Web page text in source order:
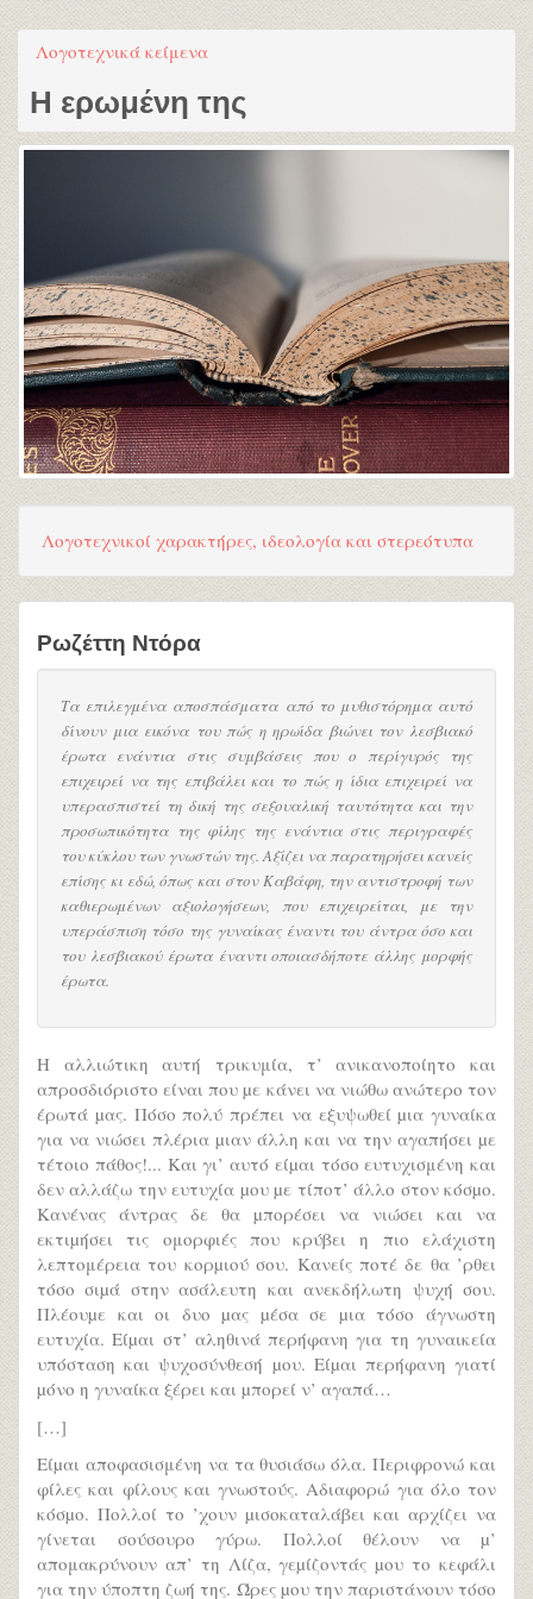
Λογοτεχνικά κείμενα
Η ερωμένη της
Λογοτεχνικοί χαρακτήρες, ιδεολογία και στερεότυπα
Ρωζέττη Ντόρα
Τα επιλεγμένα αποσπάσματα από το μυθιστόρημα αυτό
δίνουν μια εικόνα του πώς η ηρωίδα βιώνει τον λεσβιακό
έρωτα ενάντια στις συμβάσεις που ο περίγυρός της
επιχειρεί να της επιβάλει και το πώς η ίδια επιχειρεί να
υπερασπιστεί τη δική της σεξουαλική ταυτότητα και την
προσωπικότητα της φίλης της ενάντια στις περιγραφές
του κύκλου των γνωστών της. Αξίζει να παρατηρήσει κανείς
επίσης κι εδώ, όπως και στον Καβάφη, την αντιστροφή των
καθιερωμένων αξιολογήσεων, που επιχειρείται, με την
υπεράσπιση τόσο της γυναίκας έναντι του άντρα όσο και
του λεσβιακού έρωτα έναντι οποιασδήποτε άλλης μορφής
έρωτα.
Η αλλιώτικη αυτή τρικυμία, τ’ ανικανοποίητο και
απροσδιόριστο είναι που µε κάνει να νιώθω ανώτερο τον
έρωτά µας. Πόσο πολύ πρέπει να εξυψωθεί µια γυναίκα
για να νιώσει πλέρια µιαν άλλη και να την αγαπήσει µε
τέτοιο πάθος!... Και γι’ αυτό είµαι τόσο ευτυχισμένη και
δεν αλλάζω την ευτυχία µου µε τίποτ’ άλλο στον κόσµο.
Κανένας άντρας δε θα µπορέσει να νιώσει και να
εκτιµήσει τις ομορφιές που κρύβει η πιο ελάχιστη
λεπτομέρεια του κορµιού σου. Κανείς ποτέ δε θα ’ρθει
τόσο σιµά στην ασάλευτη και ανεκδήλωτη ψυχή σου.
Πλέουµε και οι δυο µας µέσα σε µια τόσο άγνωστη
ευτυχία. Είµαι στ’ αληθινά περήφανη για τη γυναικεία
υπόσταση και ψυχοσύνθεσή µου. Είµαι περήφανη γιατί
µόνο η γυναίκα ξέρει και µπορεί ν’ αγαπά…
[…]
Είµαι αποφασισμένη να τα θυσιάσω όλα. Περιφρονώ και
φίλες και φίλους και γνωστούς. Αδιαφορώ για όλο τον
κόσµο. Πολλοί το ’χουν µισοκαταλάβει και αρχίζει να
γίνεται σούσουρο γύρω. Πολλοί θέλουν να µ’
απομακρύνουν απ’ τη Λίζα, γεµίζοντάς µου το κεφάλι
για την ύποπτη ζωή της. Ώρες µου την παριστάνουν τόσο